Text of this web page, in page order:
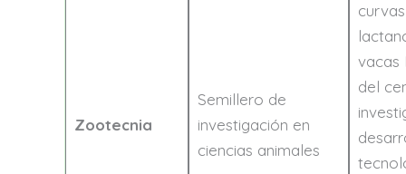
Zootecnia
Semillero de
investigación en
ciencias animales
vacas
del